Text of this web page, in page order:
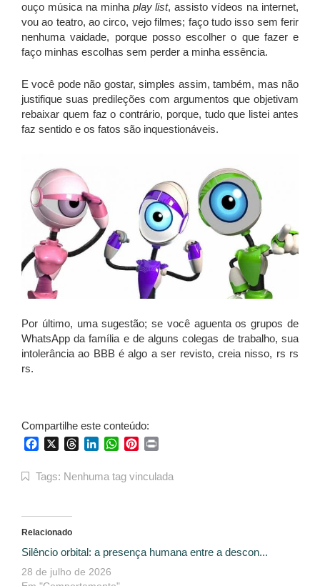
ouço música na minha play list, assisto vídeos na internet,
vou ao teatro, ao circo, vejo filmes; faço tudo isso sem ferir
nenhuma vaidade, porque posso escolher o que fazer e
faço minhas escolhas sem perder a minha essência.
E você pode não gostar, simples assim, também, mas não
justifique suas predileções com argumentos que objetivam
rebaixar quem faz o contrário, porque, tudo que listei antes
faz sentido e os fatos são inquestionáveis.
Por último, uma sugestão; se você aguenta os grupos de
WhatsApp da família e de alguns colegas de trabalho, sua
intolerância ao BBB é algo a ser revisto, creia nisso, rs rs
rs.
Compartilhe este conteúdo:
FacebookThreadsLinkedInWhatsApp
Pinterest
Tags: Nenhuma tag vinculada
Relacionado
Silêncio orbital: a presença humana entre a descon...
28 de julho de 2026